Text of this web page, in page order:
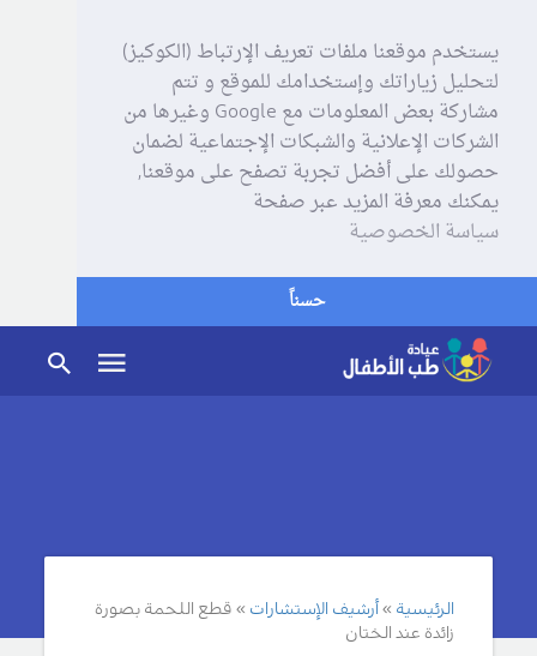
يستخدم موقعنا ملفات تعريف الإرتباط (الكوكيز)
لتحليل زياراتك وإستخدامك للموقع و تتم
مشاركة بعض المعلومات مع Google وغيرها من
الشركات الإعلانية والشبكات الإجتماعية لضمان
حصولك على أفضل تجربة تصفح على موقعنا,
يمكنك معرفة المزيد عبر صفحة
سياسة الخصوصية
حسناً
الرئيسية أرشيف الإستشارات
قطع اللحمة بصورة
زائدة عند الختان